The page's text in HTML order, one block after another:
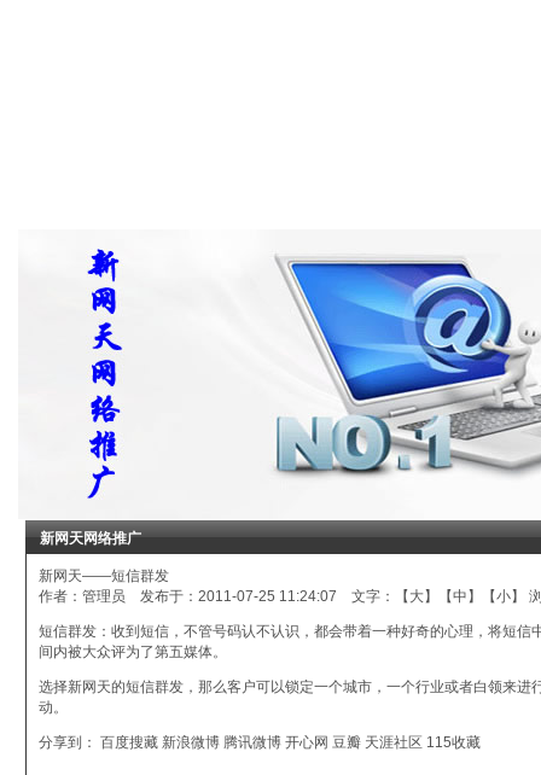
新网天网络推广
新网天——短信群发
作者：管理员 发布于：2011-07-25 11:24:07 文字：【 大】【中 】【小】
短信群发 ：收到短信，不管号码认不认识，都会带着一种好奇的心理，将短
间内被大众评为了第五媒体。
选择新网天的短信群发，那么客户可以锁定一个城市，一个行业或者白领来
动。
分享到： 百度搜藏 新浪微博 腾讯微博 开心网 豆瓣 天涯社区 115收藏